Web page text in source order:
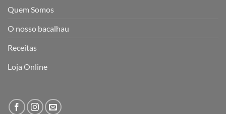
Quem Somos
O nosso bacalhau
Receitas
Loja Online